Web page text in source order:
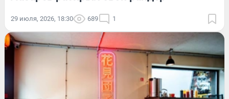
29 июля, 2026, 18:30 689 1